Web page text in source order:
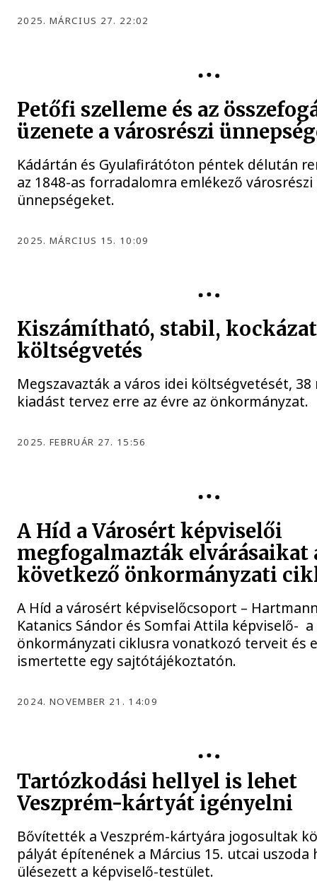
2025. MÁRCIUS 27. 22:02
Petőfi szelleme és az
üzenete a városrészi
Kádártán és Gyulafirátóton péntek délután
az 1848-as forradalomra emlékező városrészi
ünnepségeket.
2025. MÁRCIUS 15. 10:09
Kiszámítható, stabil,
költségvetés
Megszavazták a város idei költségvetését,
kiadást tervez erre az évre az önkormányzat.
2025. FEBRUÁR 27. 15:56
A Híd a Városért képviselői
megfogalmazták elvárásaikat
következő önkormányzati
A Híd a városért képviselőcsoport –
Katanics Sándor és Somfai Attila képviselő-
önkormányzati ciklusra vonatkozó terveit és
ismertette egy sajtótájékoztatón.
2024. NOVEMBER 21. 14:09
Tartózkodási hellyel is lehet
Veszprém-kártyát igényelni
Bővítették a Veszprém-kártyára jogosultak
pályát építenének a Március 15. utcai uszoda
ülésezett a képviselő-testület.